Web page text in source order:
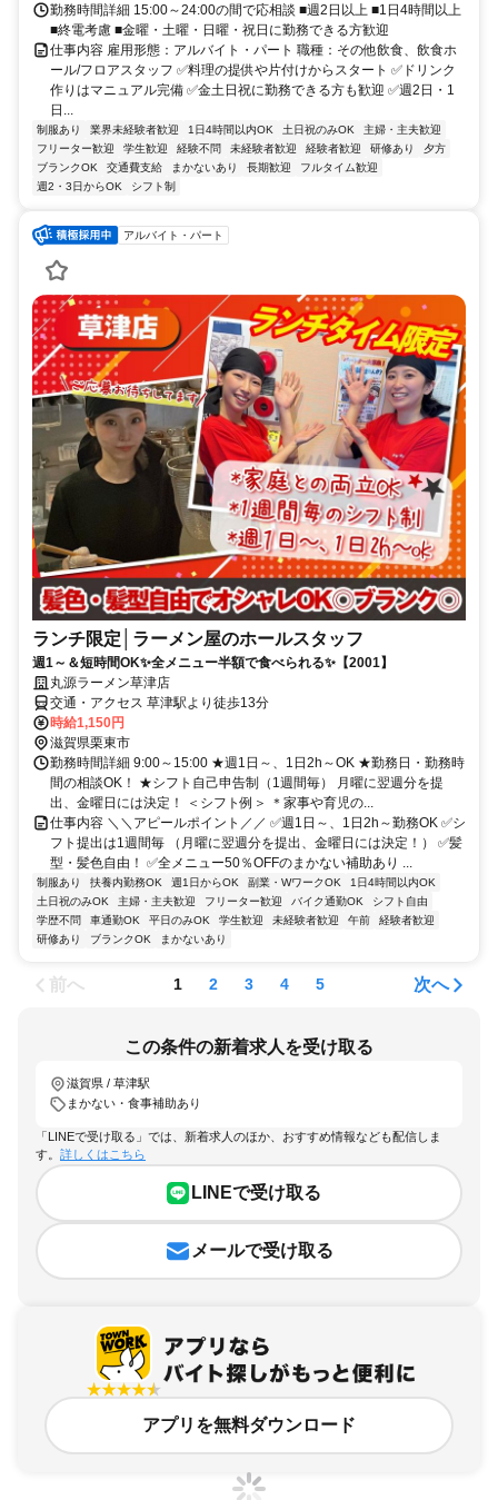
勤務時間詳細 15:00～24:00の間で応相談 ■週2日以上 ■1日4時間以上
■終電考慮 ■金曜・土曜・日曜・祝日に勤務できる方歓迎
仕事内容 雇用形態：アルバイト・パート 職種：その他飲食、飲食ホ
ール/フロアスタッフ ✅料理の提供や片付けからスタート ✅ドリンク
作りはマニュアル完備 ✅金土日祝に勤務できる方も歓迎 ✅週2日・1
日...
制服あり 業界未経験者歓迎 1日4時間以内OK 土日祝のみOK
主婦・主夫歓迎
フリーター歓迎
学生歓迎 経験不問 未経験者歓迎 経験者歓迎 研修あり
夕方
ブランクOK
交通費支給 まかないあり 長期歓迎
フルタイム歓迎
週2・3日からOK
シフト制
アルバイト・パート
ランチ限定│ラーメン屋のホールスタッフ
週1～＆短時間OK✨全メニュー半額で食べられる✨【2001】
丸源ラーメン草津店
交通・アクセス 草津駅より徒歩13分
時給1,150円
滋賀県栗東市
勤務時間詳細 9:00～15:00 ★週1日～、1日2h～OK ★勤務日・勤務時
間の相談OK！ ★シフト自己申告制（1週間毎） 月曜に翌週分を提
出、金曜日には決定！ ＜シフト例＞ ＊家事や育児の...
仕事内容 ＼＼アピールポイント／／ ✅週1日～、1日2h～勤務OK ✅シ
フト提出は1週間毎 （月曜に翌週分を提出、金曜日には決定！） ✅髪
型・髪色自由！ ✅全メニュー50％OFFのまかない補助あり ...
制服あり 扶養内勤務OK 週1日からOK 副業・WワークOK
1日4時間以内OK
土日祝のみOK
主婦・主夫歓迎 フリーター歓迎 バイク通勤OK
シフト自由
学歴不問
車通勤OK 平日のみOK 学生歓迎 未経験者歓迎 午前
経験者歓迎
研修あり
ブランクOK まかないあり
前へ 1 2 3 4 5 次へ
この条件の新着求人を受け取る
滋賀県 / 草津駅
まかない・食事補助あり
「LINEで受け取る」では、新着求人のほか、おすすめ情報なども配信しま
す。 詳しくはこちら
LINEで受け取る
メールで受け取る
アプリを無料ダウンロード